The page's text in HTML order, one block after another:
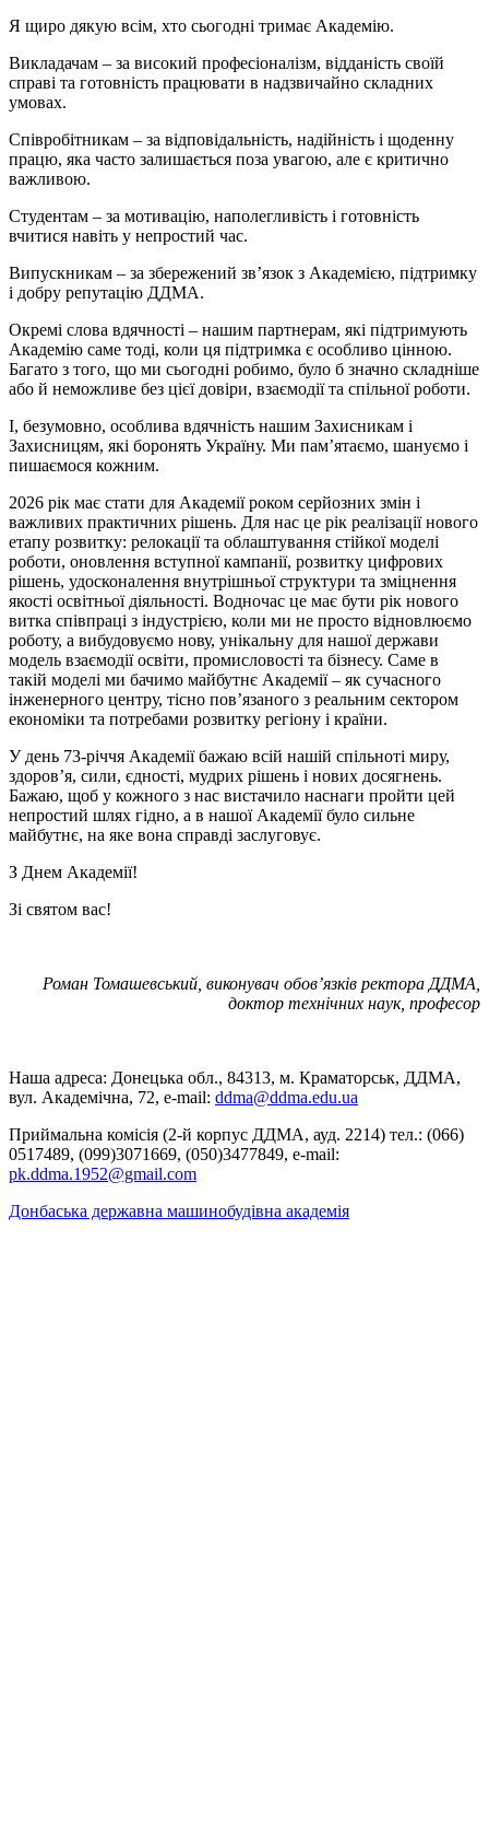
Я щиро дякую всім, хто сьогодні тримає Академію.
Викладачам – за високий професіоналізм, відданість своїй
справі та готовність працювати в надзвичайно складних
умовах.
Співробітникам – за відповідальність, надійність і щоденну
працю, яка часто залишається поза увагою, але є критично
важливою.
Студентам – за мотивацію, наполегливість і готовність
вчитися навіть у непростий час.
Випускникам – за збережений зв’язок з Академією, підтримку
і добру репутацію ДДМА.
Окремі слова вдячності – нашим партнерам, які підтримують
Академію саме тоді, коли ця підтримка є особливо цінною.
Багато з того, що ми сьогодні робимо, було б значно складніше
або й неможливе без цієї довіри, взаємодії та спільної роботи.
І, безумовно, особлива вдячність нашим Захисникам і
Захисницям, які боронять Україну. Ми пам’ятаємо, шануємо і
пишаємося кожним.
2026 рік має стати для Академії роком серйозних змін і
важливих практичних рішень. Для нас це рік реалізації нового
етапу розвитку: релокації та облаштування стійкої моделі
роботи, оновлення вступної кампанії, розвитку цифрових
рішень, удосконалення внутрішньої структури та зміцнення
якості освітньої діяльності. Водночас це має бути рік нового
витка співпраці з індустрією, коли ми не просто відновлюємо
роботу, а вибудовуємо нову, унікальну для нашої держави
модель взаємодії освіти, промисловості та бізнесу. Саме в
такій моделі ми бачимо майбутнє Академії – як сучасного
інженерного центру, тісно пов’язаного з реальним сектором
економіки та потребами розвитку регіону і країни.
У день 73-річчя Академії бажаю всій нашій спільноті миру,
здоров’я, сили, єдності, мудрих рішень і нових досягнень.
Бажаю, щоб у кожного з нас вистачило наснаги пройти цей
непростий шлях гідно, а в нашої Академії було сильне
майбутнє, на яке вона справді заслуговує.
З Днем Академії!
Зі святом вас!
Роман Томашевський, виконувач обов’язків ректора ДДМА,
доктор технічних наук, професор
Наша адреса: Донецька обл., 84313, м. Краматорськ, ДДМА,
вул. Академічна, 72, е-mail: ddma@ddma.edu.ua
Приймальна комісія (2-й корпус ДДМА, ауд. 2214) тел.: (066)
0517489, (099)3071669, (050)3477849, e-mail:
pk.ddma.1952@gmail.com
Донбаська державна машинобудівна академія